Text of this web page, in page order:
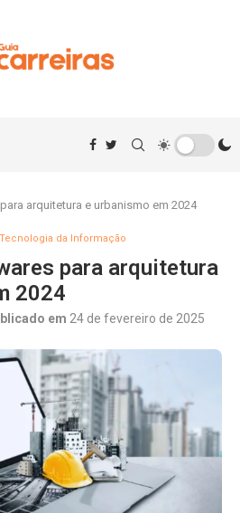
arquitetura e urbanismo em 2024
Tecnologia da Informação
para arquitetura
2024
em 24 de fevereiro de 2025